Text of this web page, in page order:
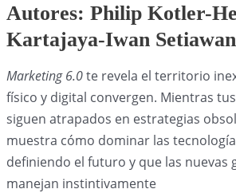
Autores: Philip Kotler-
Kartajaya-Iwan Setiawan
Marketing 6.0te revela el territorio
físico y digital convergen. Mientras
siguen atrapados en estrategias
muestra cómo dominar las
definiendo el futuro y que las nuevas
manejan instintivamente